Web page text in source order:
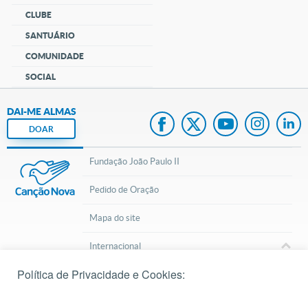
CLUBE
SANTUÁRIO
COMUNIDADE
SOCIAL
DAI-ME ALMAS
DOAR
Fundação João Paulo II
Pedido de Oração
Mapa do site
Internacional
cancaonova.com © 2002 – 2026Todos os direitos reservados.
Política de Privacidade e Cookies: